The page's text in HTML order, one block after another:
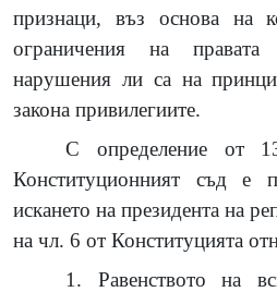
признаци, въз основа на
ограничения на
нарушения ли са на
закона привилегиите.
С определение от
Конституционният съд е
искането на президента на
на чл. 6 от Конституцията
1. Равенството на